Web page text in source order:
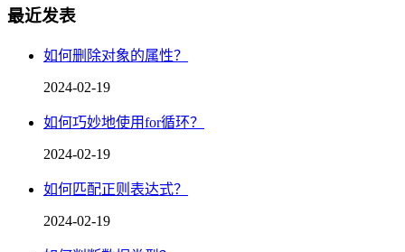
最近发表
如何删除对象的属性？
2024-02-19
如何巧妙地使用for循环？
2024-02-19
如何匹配正则表达式？
2024-02-19